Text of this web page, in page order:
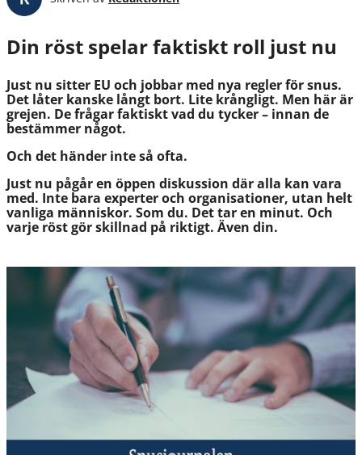
Din röst spelar faktiskt roll just nu
Just nu sitter EU och jobbar med nya regler för snus.
Det låter kanske långt bort. Lite krångligt. Men här är
grejen. De frågar faktiskt vad du tycker – innan de
bestämmer något.
Och det händer inte så ofta.
Just nu pågår en öppen diskussion där alla kan vara
med. Inte bara experter och organisationer, utan helt
vanliga människor. Som du. Det tar en minut. Och
varje röst gör skillnad på riktigt. Även din.